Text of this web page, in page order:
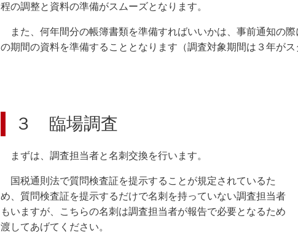
程の調整と資料の準備がスムーズとなります。
また、何年間分の帳簿書類を準備すればいいかは、事前通知の
の期間の資料を準備することとなります（調査対象期間は３年がス
３ 臨場調査
まずは、調査担当者と名刺交換を行います。
国税通則法で質問検査証を提示することが規定されているた
め、質問検査証を提示するだけで名刺を持っていない調査担当者
もいますが、こちらの名刺は調査担当者が報告で必要となるため
渡してあげてください。